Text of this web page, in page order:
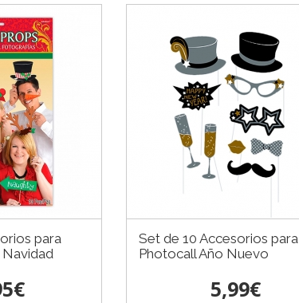
para
Set de 10 Accesorios para
Photocall Año Nuevo
5,99€